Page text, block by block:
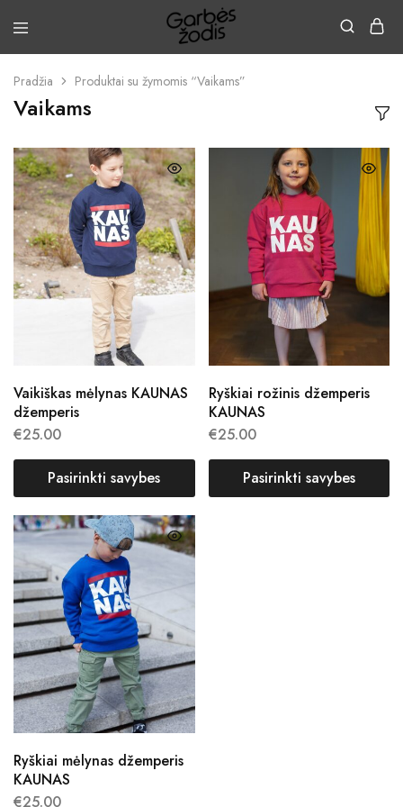
Pradžia Produktai su žymomis “Vaikams”
Vaikams
Vaikiškas mėlynas KAUNAS
džemperis
€25.00
Pasirinkti savybes
Ryškiai rožinis džemperis
KAUNAS
€25.00
Pasirinkti savybes
Ryškiai mėlynas džemperis
KAUNAS
€25.00